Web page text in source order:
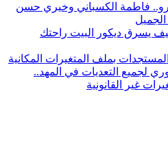
فاطمة الكسباني وخيري حسن
يسرق ديكور البيت راحتك
بملف المتغيرات المكانية
لجميع التعديات في المهد..
غير القانونية